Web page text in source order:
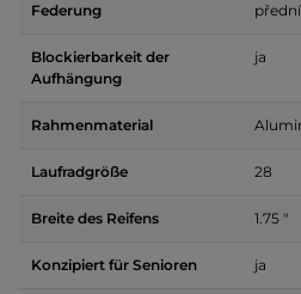
Federung
Blockierbarkeit der
Aufhängung
ja
Rahmenmaterial
Laufradgröße 28
Breite des Reifens 1.75 "
Konzipiert für Senioren ja